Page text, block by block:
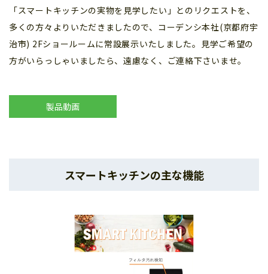
「スマートキッチンの実物を見学したい」とのリクエストを、
多くの方々よりいただきましたので、コーデンシ本社(京都府宇
治市) 2Fショールームに常設展示いたしました。見学ご希望の
方がいらっしゃいましたら、遠慮なく、ご連絡下さいませ。
製品動画
スマートキッチンの主な機能